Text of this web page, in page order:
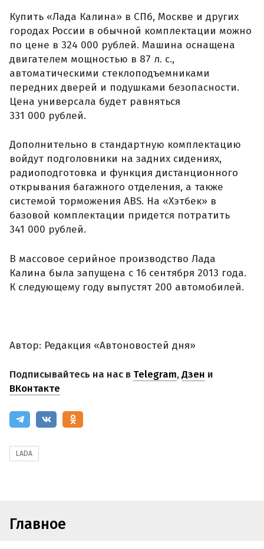
Купить «Лада Калина» в СПб, Москве и других
городах России в обычной комплектации можно
по цене в 324 000 рублей. Машина оснащена
двигателем мощностью в 87 л. с.,
автоматическими стеклоподъемниками
передних дверей и подушками безопасности.
Цена универсала будет равняться
331 000 рублей.
Дополнительно в стандартную комплектацию
войдут подголовники на задних сидениях,
радиоподготовка и функция дистанционного
открывания багажного отделения, а также
системой торможения ABS. На «Хэтбек» в
базовой комплектации придется потратить
341 000 рублей.
В массовое серийное производство Лада
Калина была запущена с 16 сентября 2013 года.
К следующему году выпустят 200 автомобилей.
Автор: Редакция «Автоновостей дня»
Подписывайтесь на нас в Telegram,Дзен и
ВКонтакте
LADA
Главное